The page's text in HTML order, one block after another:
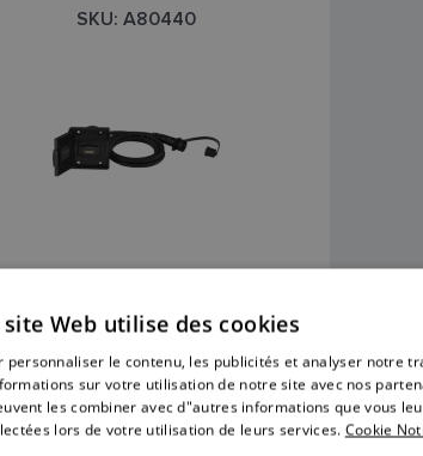
SKU: A80440
Trouver un revendeur
site Web utilise des cookies
personnaliser le contenu, les publicités et analyser notre
sur votre utilisation de notre site avec nos
les combiner avec d"autres informations que vous
lors de votre utilisation de leurs services. Cookie